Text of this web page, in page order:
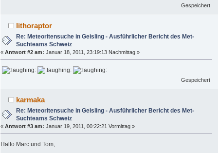
Gespeichert
lithoraptor
Re: Meteoritensuche in Geisling - Ausführlicher Bericht des Met-
Suchteams Schweiz
« Antwort #2 am: Januar 18, 2011, 23:19:13 Nachmittag »
Gespeichert
karmaka
Re: Meteoritensuche in Geisling - Ausführlicher Bericht des Met-
Suchteams Schweiz
« Antwort #3 am: Januar 19, 2011, 00:22:21 Vormittag »
Hallo Marc und Tom,